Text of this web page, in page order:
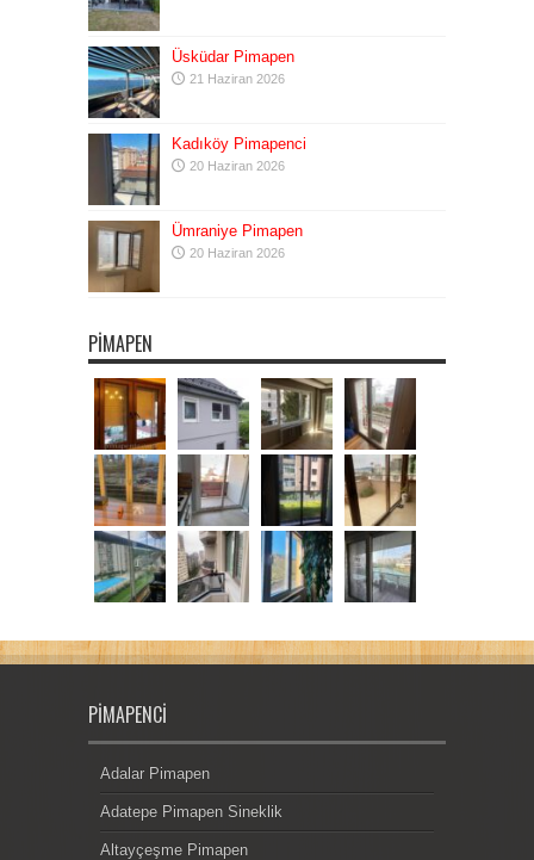
Üsküdar Pimapen
21 Haziran 2026
Kadıköy Pimapenci
20 Haziran 2026
Ümraniye Pimapen
20 Haziran 2026
PIMAPEN
PIMAPENCI
Adalar Pimapen
Adatepe Pimapen Sineklik
Altayçeşme Pimapen